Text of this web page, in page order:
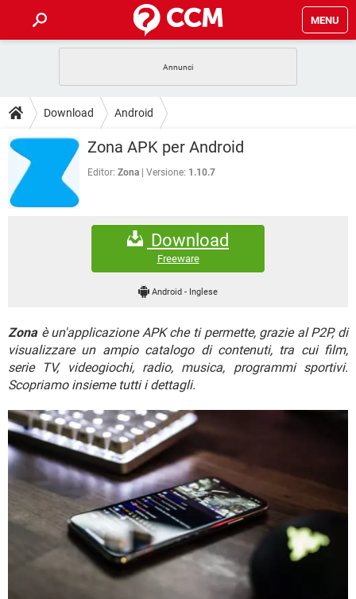
MENU
INTRATTENIMENTO
WINDOWS 10
INSTAGRAM WHATSAPP
GUIDE
COVID-19
INTRATTENIMENTO
iOS
FACEBOOK
DOWNLOAD
COVID-19 GAMING
INTRATTENIMENTO
WINDOWS 10
WHATSAPP
FORUM
ANDROID
WINDOWS 10
WHATSAPP
HARDWARE
GAMING
INSTAGRAM WHATSAPP
TIKTOK FACEBOOK
HARDWARE
Download Android
Zona APK per Android
Editor: Zona Versione: 1.10.7
Download
Freeware
Android- Inglese
Zonaè un'applicazione APK che ti permette, grazie al P2P, di
visualizzare un ampio catalogo di contenuti, tra cui film,
serie TV, videogiochi, radio, musica, programmi sportivi.
Scopriamo insieme tutti i dettagli.